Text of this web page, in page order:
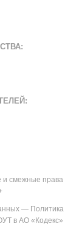
и смежные права
— Политика
в АО «Кодекс»